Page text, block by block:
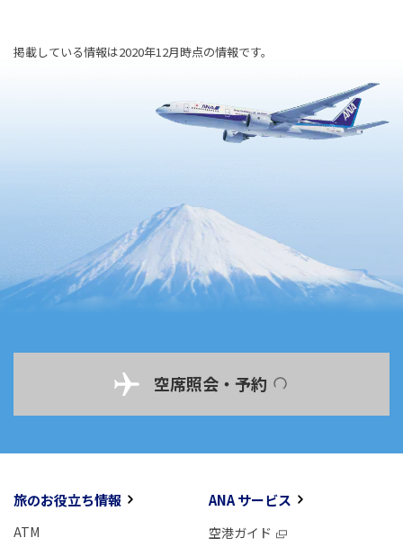
掲載している情報は2020年12月時点の情報です。
空席照会・予約
旅のお役立ち情報
ATM
ANA サービス
空港ガイド